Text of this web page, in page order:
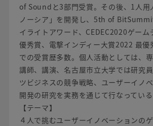
of Soundと3部門受賞。その後、1人用
ノーシア」を開発し、5th of
イライトアワード、CEDEC2020ゲーム
優秀賞、電撃インディー大賞2022 最優
での受賞歴多数。個人活動としては、
講師、講演、名古屋市立大学では研究
ツビジネスの競争戦略、ユーザーイノ
開発の研究を実務を通じて行なっている
【テーマ】
４人で挑むユーザーイノベーションの